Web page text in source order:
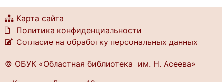
Карта сайта
Политика конфиденциальности
Согласие на обработку персональных данных
© ОБУК «Областная библиотека им. Н. Асеева»